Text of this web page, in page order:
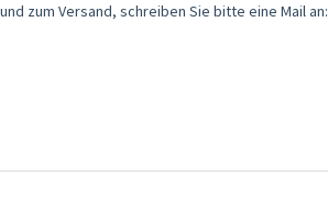
zum Versand, schreiben Sie bitte eine Mail an: